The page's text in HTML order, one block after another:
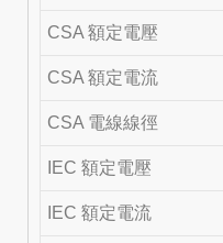
CSA 額定電壓
CSA 額定電流
CSA 電線線徑
IEC 額定電壓
IEC 額定電流